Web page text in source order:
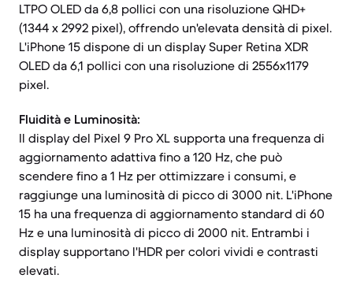
LTPO OLED da 6,8 pollici con una risoluzione QHD+
(1344 x 2992 pixel), offrendo un'elevata densità di pixel.
L'iPhone 15 dispone di un display Super Retina XDR
OLED da 6,1 pollici con una risoluzione di 2556x1179
pixel.
Fluidità e Luminosità:
Il display del Pixel 9 Pro XL supporta una frequenza di
aggiornamento adattiva fino a 120 Hz, che può
scendere fino a 1 Hz per ottimizzare i consumi, e
raggiunge una luminosità di picco di 3000 nit. L'iPhone
15 ha una frequenza di aggiornamento standard di 60
Hz e una luminosità di picco di 2000 nit. Entrambi i
display supportano l'HDR per colori vividi e contrasti
elevati.